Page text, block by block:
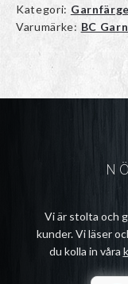
Kategori:
Varumärke: BC Garn
Vi är stolta och
kunder. Vi läser
du kolla in våra